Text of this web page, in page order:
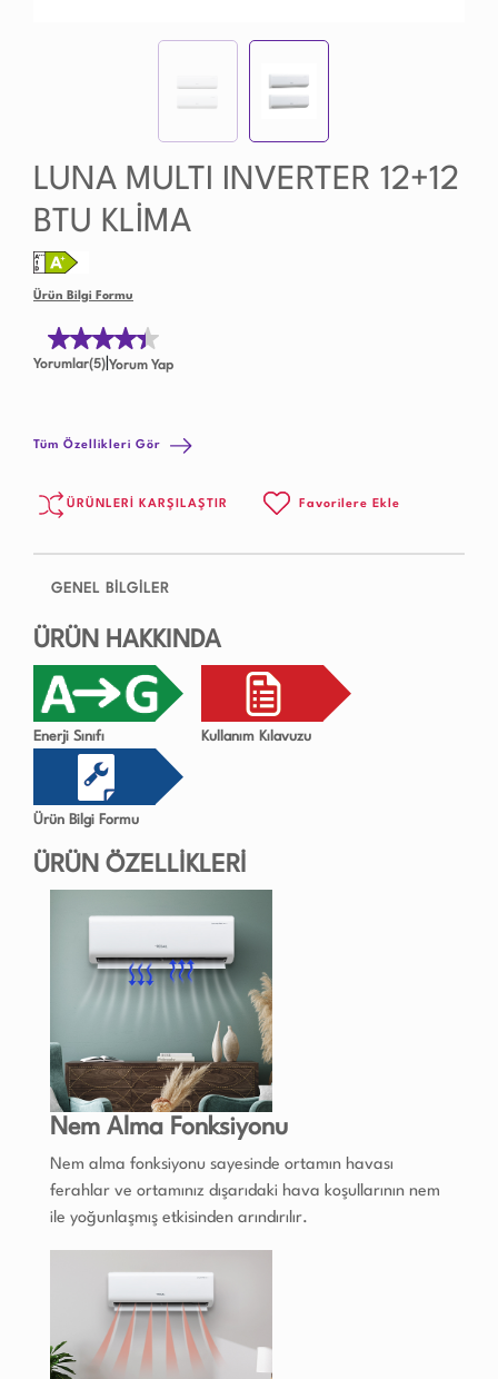
LUNA MULTI INVERTER 12+12
BTU KLİMA
Ürün Bilgi Formu
Yorumlar(5) Yorum Yap
Tüm Özellikleri Gör
ÜRÜNLERİ KARŞILAŞTIR Favorilere Ekle
GENEL BİLGİLER
ÜRÜN HAKKINDA
Enerji Sınıfı Kullanım Kılavuzu
Ürün Bilgi Formu
ÜRÜN ÖZELLİKLERİ
Nem Alma Fonksiyonu
Nem alma fonksiyonu sayesinde ortamın havası
ferahlar ve ortamınız dışarıdaki hava koşullarının nem
ile yoğunlaşmış etkisinden arındırılır.